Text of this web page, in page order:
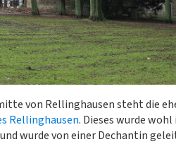
von Rellinghausen steht die
Rellinghausen. Dieses wurde
wurde von einer Dechantin